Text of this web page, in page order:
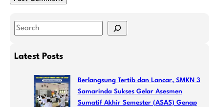
S
aLatest Posts
Berlangsung Tertib dan Lancar, SMKN 3
Samarinda Sukses Gelar Asesmen
Sumatif Akhir Semester (ASAS) Genap